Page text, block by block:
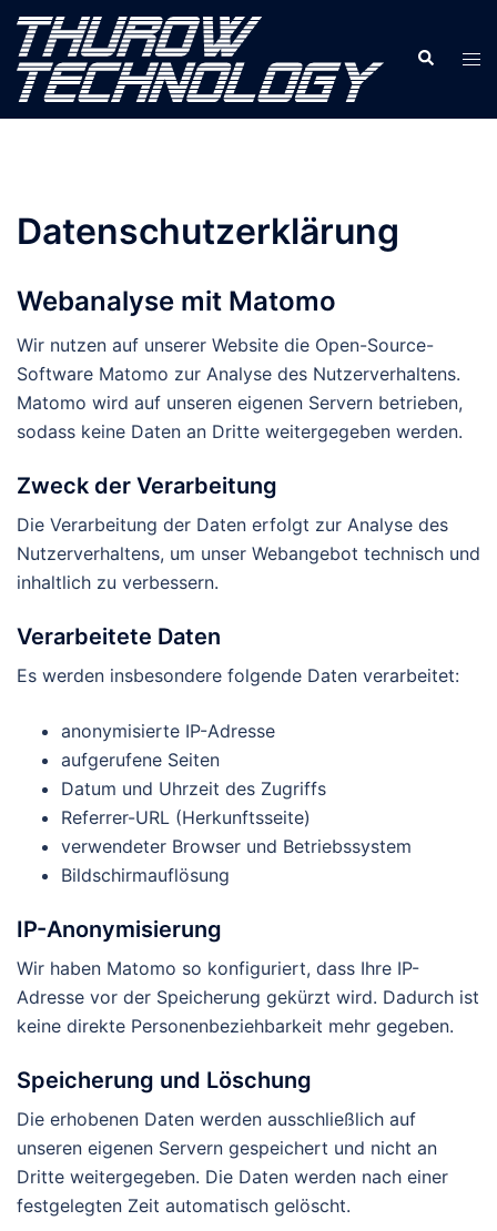
Zum
Inhalt
springen
Suche
Datenschutzerklärung
Webanalyse mit Matomo
Wir nutzen auf unserer Website die Open-Source-
Software Matomo zur Analyse des Nutzerverhaltens.
Matomo wird auf unseren eigenen Servern betrieben,
sodass keine Daten an Dritte weitergegeben werden.
Zweck der Verarbeitung
Die Verarbeitung der Daten erfolgt zur Analyse des
Nutzerverhaltens, um unser Webangebot technisch und
inhaltlich zu verbessern.
Verarbeitete Daten
Es werden insbesondere folgende Daten verarbeitet:
anonymisierte IP-Adresse
aufgerufene Seiten
Datum und Uhrzeit des Zugriffs
Referrer-URL (Herkunftsseite)
verwendeter Browser und Betriebssystem
Bildschirmauflösung
IP-Anonymisierung
Wir haben Matomo so konfiguriert, dass Ihre IP-
Adresse vor der Speicherung gekürzt wird. Dadurch ist
keine direkte Personenbeziehbarkeit mehr gegeben.
Speicherung und Löschung
Die erhobenen Daten werden ausschließlich auf
unseren eigenen Servern gespeichert und nicht an
Dritte weitergegeben. Die Daten werden nach einer
festgelegten Zeit automatisch gelöscht.